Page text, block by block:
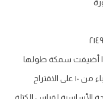
ثلاث سمكات كما يأتي ٤٦ ٠ ٣٣٠٥٣ إذا أضيفت سمكة طولها
وافق ۱۲ طبيبا من ٢٠ على الاقتراح، وافق 1 أطباء من ١٠ على الاقتراح
الأساسية لقياس الكتلة